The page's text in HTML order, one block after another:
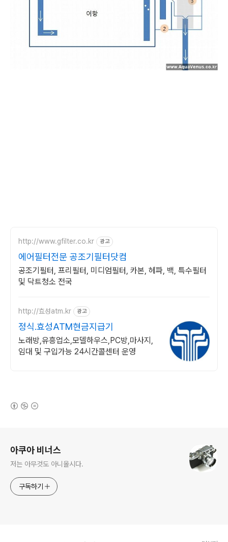
http://www.gfilter.co.kr 광고
에어필터전문 공조기필터닷컴
공조기필터, 프리필터, 미디엄필터, 카본, 헤파, 백, 특수필터
및 닥트청소 전국
http://효성atm.kr 광고
정식.효성ATM현금지급기
노래방,유흥업소,모델하우스,PC방,마사지,
임대 및 구입가능 24시간콜센터 운영
아쿠아 비너스
저는 아무것도 아니올시다.
구독하기